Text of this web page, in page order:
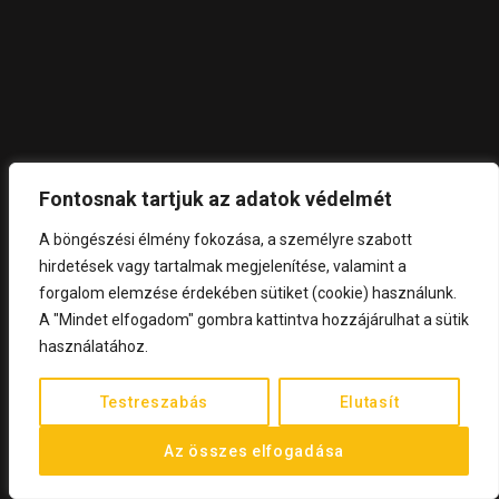
Fontosnak tartjuk az adatok védelmét
A böngészési élmény fokozása, a személyre szabott
hirdetések vagy tartalmak megjelenítése, valamint a
forgalom elemzése érdekében sütiket (cookie) használunk.
A "Mindet elfogadom" gombra kattintva hozzájárulhat a sütik
használatához.
Testreszabás Elutasít
Az összes elfogadása